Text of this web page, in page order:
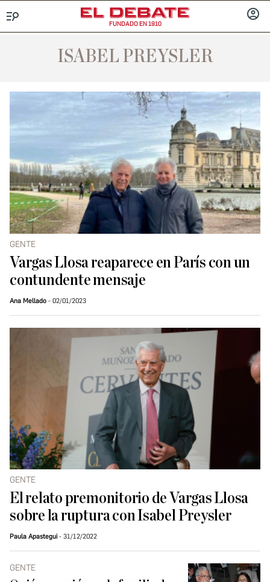
FUNDADO EN 1910
ISABEL PREYSLER
GENTE
Vargas Llosa reaparece en París con un
contundente mensaje
Ana Mellado 02/01/2023
GENTE
El relato premonitorio de Vargas Llosa
sobre la ruptura con Isabel Preysler
Paula Apastegui 31/12/2022
GENTE